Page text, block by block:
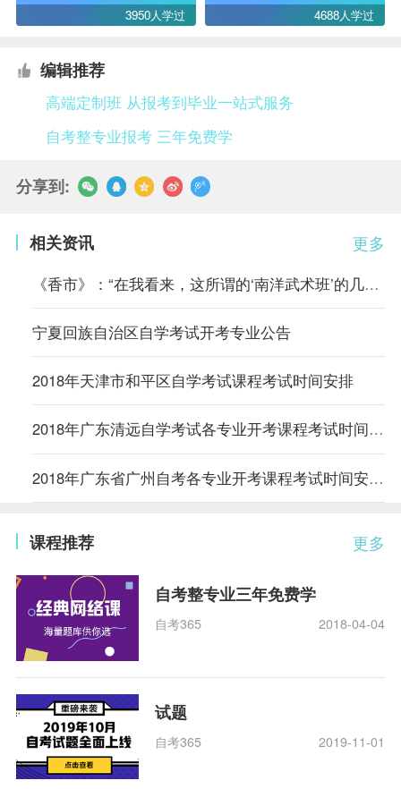
3950人学过 4688人学过
编辑推荐
高端定制班 从报考到毕业一站式服务
自考整专业报考 三年免费学
分享到:
更多
相关资讯
《香市》：“在我看来，这所谓的‘南洋武术班’的几套把式比起从前
宁夏回族自治区自学考试开考专业公告
2018年天津市和平区自学考试课程考试时间安排
2018年广东清远自学考试各专业开考课程考试时间安排的通知
2018年广东省广州自考各专业开考课程考试时间安排的通知
更多
课程推荐
自考整专业三年免费学
自考365 2018-04-04
试题
自考365 2019-11-01